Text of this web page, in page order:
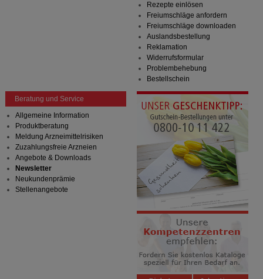
Rezepte einlösen
Freiumschläge anfordern
Freiumschläge downloaden
Auslandsbestellung
Reklamation
Widerrufsformular
Problembehebung
Bestellschein
Beratung und Service
Allgemeine Information
Produktberatung
Meldung Arzneimittelrisiken
Zuzahlungsfreie Arzneien
Angebote & Downloads
Newsletter
Neukundenprämie
Stellenangebote